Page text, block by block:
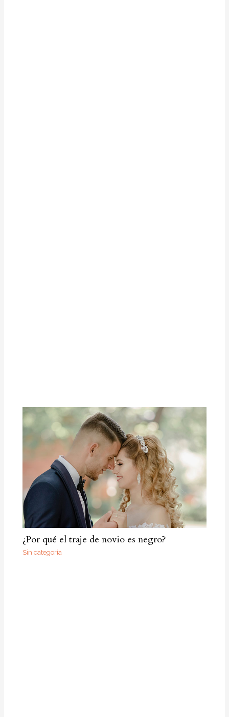
¿Por qué el traje de novio es negro?
Sin categoría